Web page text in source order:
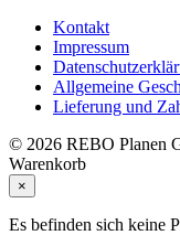
Kontakt
Impressum
Allgemeine
Lieferung und
© 2026 REBO Planen
Warenkorb
×
Es befinden sich keine